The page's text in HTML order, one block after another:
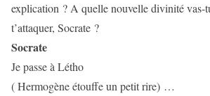
explication ? A quelle nouvelle divinité vas-
t’attaquer, Socrate ?
Socrate
Je passe à Létho
( Hermogène étouffe un petit rire) …